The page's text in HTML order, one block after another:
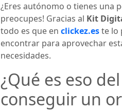
¿Eres autónomo o tienes una
preocupes! Gracias al Kit
todo es que en clickez.este lo
encontrar para aprovechar
necesidades.
¿Qué es eso
conseguir un